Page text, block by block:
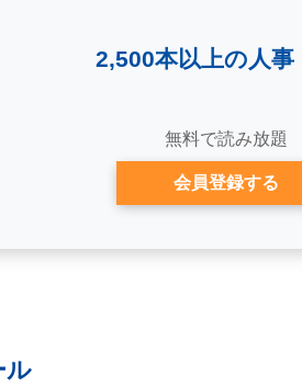
2,500本以上の人事
無料で読み放題
会員登録する
ル